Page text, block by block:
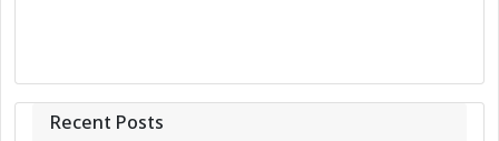
Recent Posts